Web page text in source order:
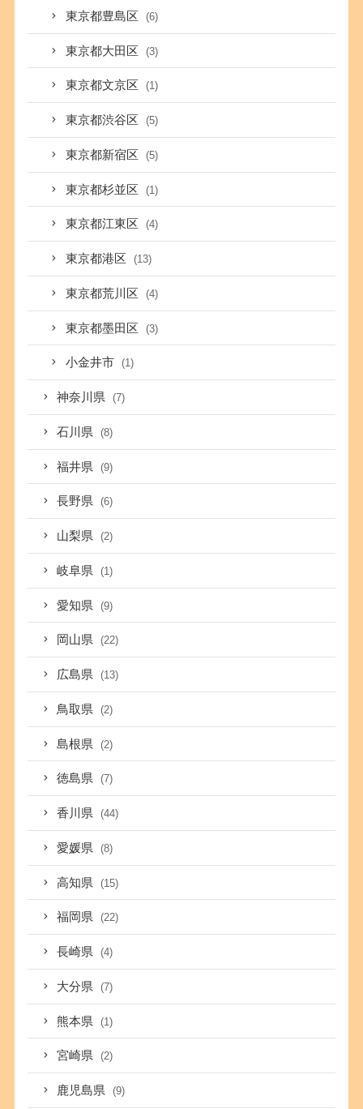
東京都豊島区 (6)
東京都大田区 (3)
東京都文京区 (1)
東京都渋谷区 (5)
東京都新宿区 (5)
東京都杉並区 (1)
東京都江東区 (4)
東京都港区 (13)
東京都荒川区 (4)
東京都墨田区 (3)
小金井市 (1)
神奈川県 (7)
石川県 (8)
福井県 (9)
長野県 (6)
山梨県 (2)
岐阜県 (1)
愛知県 (9)
岡山県 (22)
広島県 (13)
鳥取県 (2)
島根県 (2)
徳島県 (7)
香川県 (44)
愛媛県 (8)
高知県 (15)
福岡県 (22)
長崎県 (4)
大分県 (7)
熊本県 (1)
宮崎県 (2)
鹿児島県 (9)